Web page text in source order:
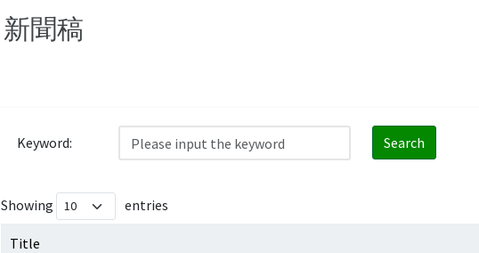
新聞稿
Keyword: Search
Showing entries
Title